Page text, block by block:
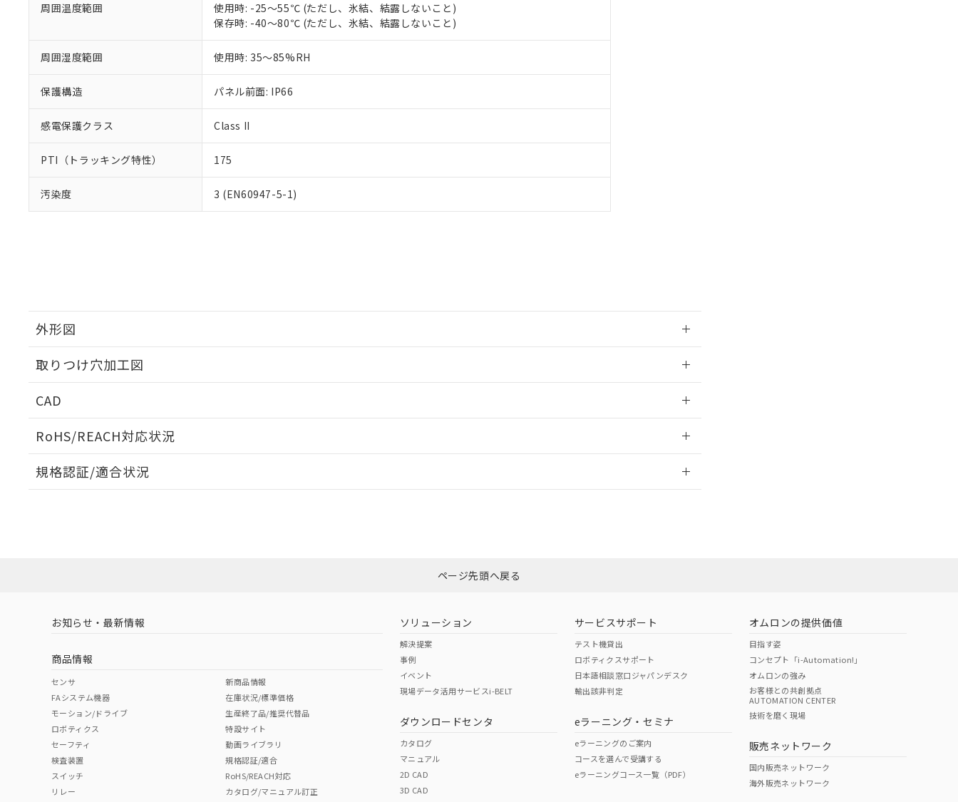
周囲温度範囲
使用時: -25～55℃ (ただし、氷結、結露しないこと)
保存時: -40～80℃ (ただし、氷結、結露しないこと)
周囲湿度範囲 使用時: 35～85%RH
保護構造 パネル前面: IP66
感電保護クラス Class II
PTI（トラッキング特性） 175
汚染度 3 (EN60947-5-1)
外形図
取りつけ穴加工図
CAD
RoHS/REACH対応状況
EU RoHS 注意事項・凡例
ダウンロードはこちら
中国 RoHS 注意事項・凡例
中国 RoHS表
Pb Hg Cr(VI)
O O
規格認証/適合状況
ページ先頭へ戻る
お知らせ・最新情報
商品情報
センサ
FAシステム機器
モーション/ドライブ
ロボティクス
セーフティ
検査装置
スイッチ
リレー
新商品情報
在庫状況/標準価格
生産終了品/推奨代替品
特設サイト
動画ライブラリ
規格認証/適合
RoHS/REACH対応
カタログ/マニュアル訂正
ソリューション
解決提案
事例
イベント
現場データ活用サービスi-BELT
ダウンロードセンタ
カタログ
マニュアル
2D CAD
3D CAD
サービスサポート
テスト機貸出
ロボティクスサポート
日本語相談窓口ジャパンデスク
輸出該非判定
eラーニング・セミナ
eラーニングのご案内
コースを選んで受講する
eラーニングコース一覧（PDF）
オムロンの提供価値
目指す姿
コンセプト「i-Automation!」
オムロンの強み
お客様との共創拠点
AUTOMATION CENTER
技術を磨く現場
販売ネットワーク
国内販売ネットワーク
海外販売ネットワーク